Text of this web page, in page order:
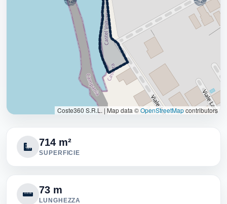
Coste360 S.R.L. | Map data ©OpenStreetMapcontributors
714 m²
SUPERFICIE
73 m
LUNGHEZZA